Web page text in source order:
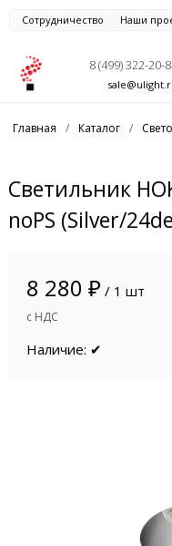
Сотрудничество Наши
8 (499) 322-20-
Главная / Каталог /
Светильник
noPS (Silver/
8 280 ₽ / 1 шт
с НДС
Наличие: ✔